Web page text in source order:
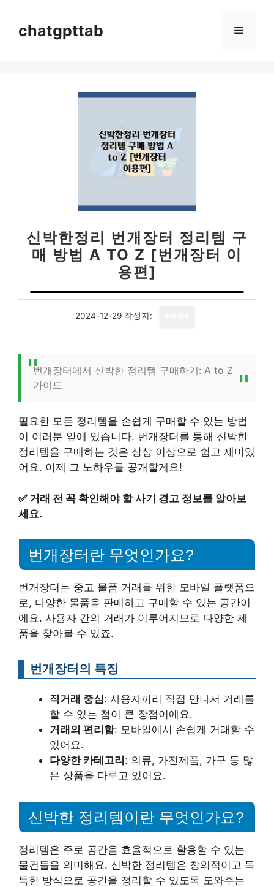
chatgpttab 메
신박한정리 번개장터 정리템 구
매 방법 A TO Z [번개장터 이
용편]
2024-12-29 작성자:
번개장터에서 신박한 정리템 구매하기: A to Z
가이드
필요한 모든 정리템을 손쉽게 구매할 수 있는 방법
이 여러분 앞에 있습니다. 번개장터를 통해 신박한
정리템을 구매하는 것은 상상 이상으로 쉽고 재미있
어요. 이제 그 노하우를 공개할게요!
✅ 거래 전 꼭 확인해야 할 사기 경고 정보를 알아보
세요.
번개장터란 무엇인가요?
번개장터는 중고 물품 거래를 위한 모바일 플랫폼으
로, 다양한 물품을 판매하고 구매할 수 있는 공간이
에요. 사용자 간의 거래가 이루어지므로 다양한 제
품을 찾아볼 수 있죠.
번개장터의 특징
직거래 중심: 사용자끼리 직접 만나서 거래를
할 수 있는 점이 큰 장점이에요.
거래의 편리함: 모바일에서 손쉽게 거래할 수
있어요.
다양한 카테고리 : 의류, 가전제품, 가구 등 많
은 상품을 다루고 있어요.
신박한 정리템이란 무엇인가요?
정리템은 주로 공간을 효율적으로 활용할 수 있는
물건들을 의미해요. 신박한 정리템은 창의적이고 독
특한 방식으로 공간을 정리할 수 있도록 도와주는